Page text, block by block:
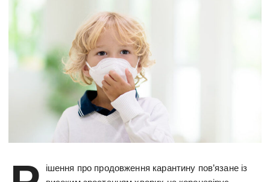
ішення про продовження карантину пов’язане із